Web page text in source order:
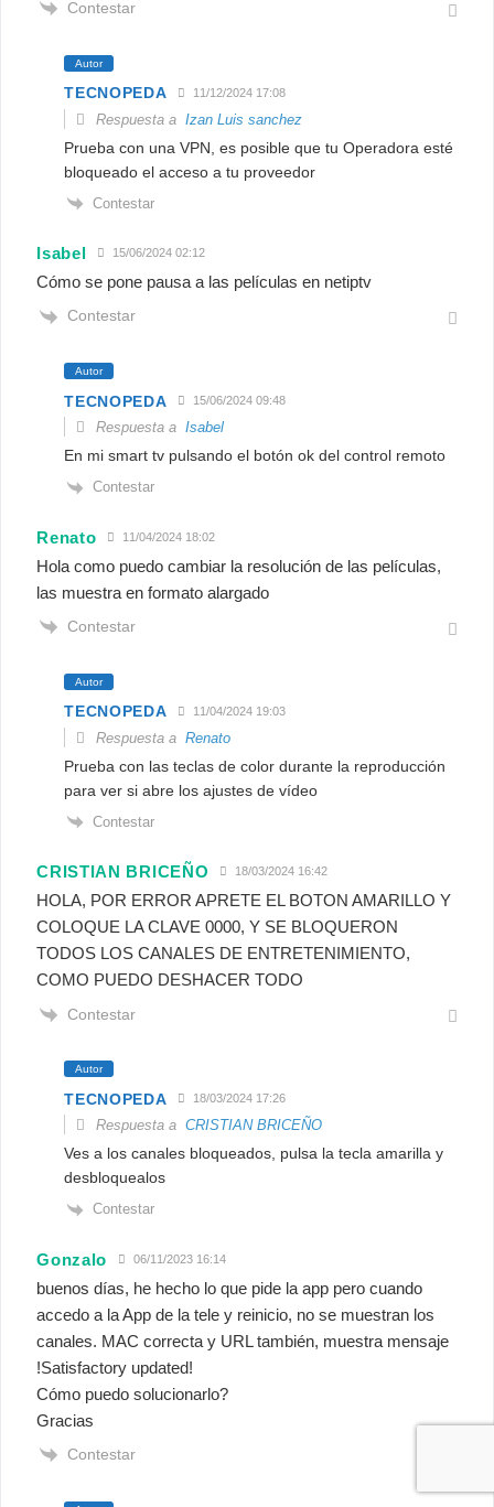
Contestar
Autor
TECNOPEDA 11/12/2024 17:08
Respuesta aIzan Luis sanchez
Prueba con una VPN, es posible que tu Operadora esté
bloqueado el acceso a tu proveedor
Contestar
Isabel 15/06/2024 02:12
Cómo se pone pausa a las películas en netiptv
Contestar
Autor
TECNOPEDA 15/06/2024 09:48
Respuesta aIsabel
En mi smart tv pulsando el botón ok del control remoto
Contestar
Renato 11/04/2024 18:02
Hola como puedo cambiar la resolución de las películas,
las muestra en formato alargado
Contestar
Autor
TECNOPEDA 11/04/2024 19:03
Respuesta aRenato
Prueba con las teclas de color durante la reproducción
para ver si abre los ajustes de vídeo
Contestar
CRISTIAN BRICEÑO 18/03/2024 16:42
HOLA, POR ERROR APRETE EL BOTON AMARILLO Y
COLOQUE LA CLAVE 0000, Y SE BLOQUERON
TODOS LOS CANALES DE ENTRETENIMIENTO,
COMO PUEDO DESHACER TODO
Contestar
Autor
TECNOPEDA 18/03/2024 17:26
Respuesta aCRISTIAN BRICEÑO
Ves a los canales bloqueados, pulsa la tecla amarilla y
desbloquealos
Contestar
Gonzalo 06/11/2023 16:14
buenos días, he hecho lo que pide la app pero cuando
accedo a la App de la tele y reinicio, no se muestran los
canales. MAC correcta y URL también, muestra mensaje
!Satisfactory updated!
Cómo puedo solucionarlo?
Gracias
Contestar